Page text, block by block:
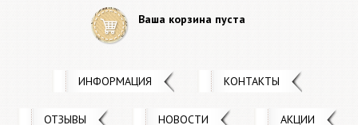
Ваша корзина пуста
ИНФОРМАЦИЯ КОНТАКТЫ
ОТЗЫВЫ НОВОСТИ АКЦИИ